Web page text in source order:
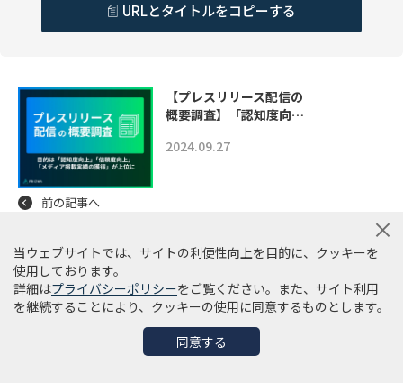
URLとタイトルをコピーする
【プレスリリース配信の
概要調査】「認知度向…
2024.09.27
前の記事へ
Marker、商談成約…
2024.09.27
当ウェブサイトでは、サイトの利便性向上を目的に、クッキーを
使用しております。
詳細はプライバシーポリシーをご覧ください。また、サイト利用
を継続することにより、クッキーの使用に同意するものとします。
同意する